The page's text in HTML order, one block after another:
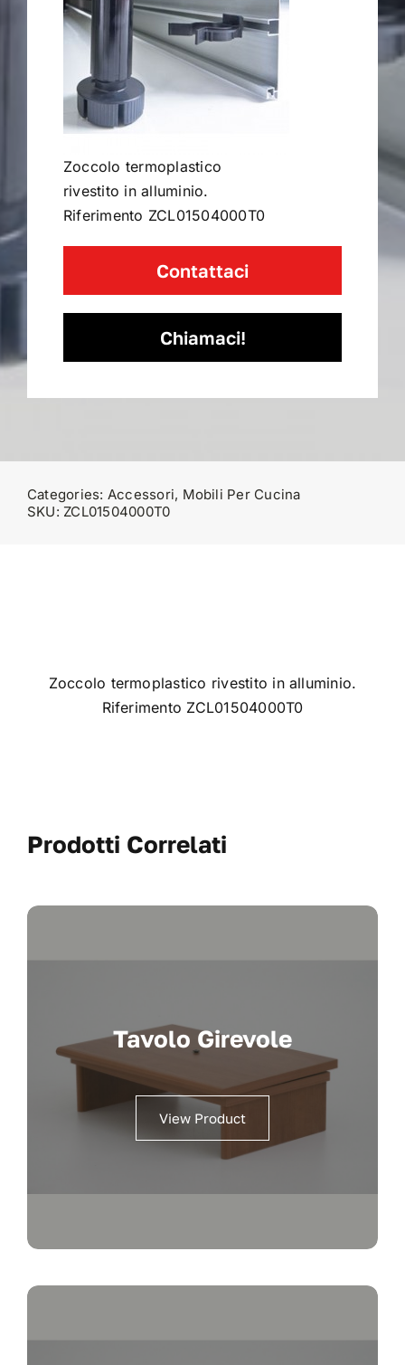
Contract
I Consigli dell’Esperto
Lavora con Noi
Zoccolo termoplastico
rivestito in alluminio.
Riferimento ZCL01504000T0
Contattaci
Chiamaci!
Categories: Accessori, Mobili Per Cucina
SKU: ZCL01504000T0
Zoccolo termoplastico rivestito in alluminio.
Riferimento ZCL01504000T0
Prodotti Correlati
Tavolo Girevole
View Product